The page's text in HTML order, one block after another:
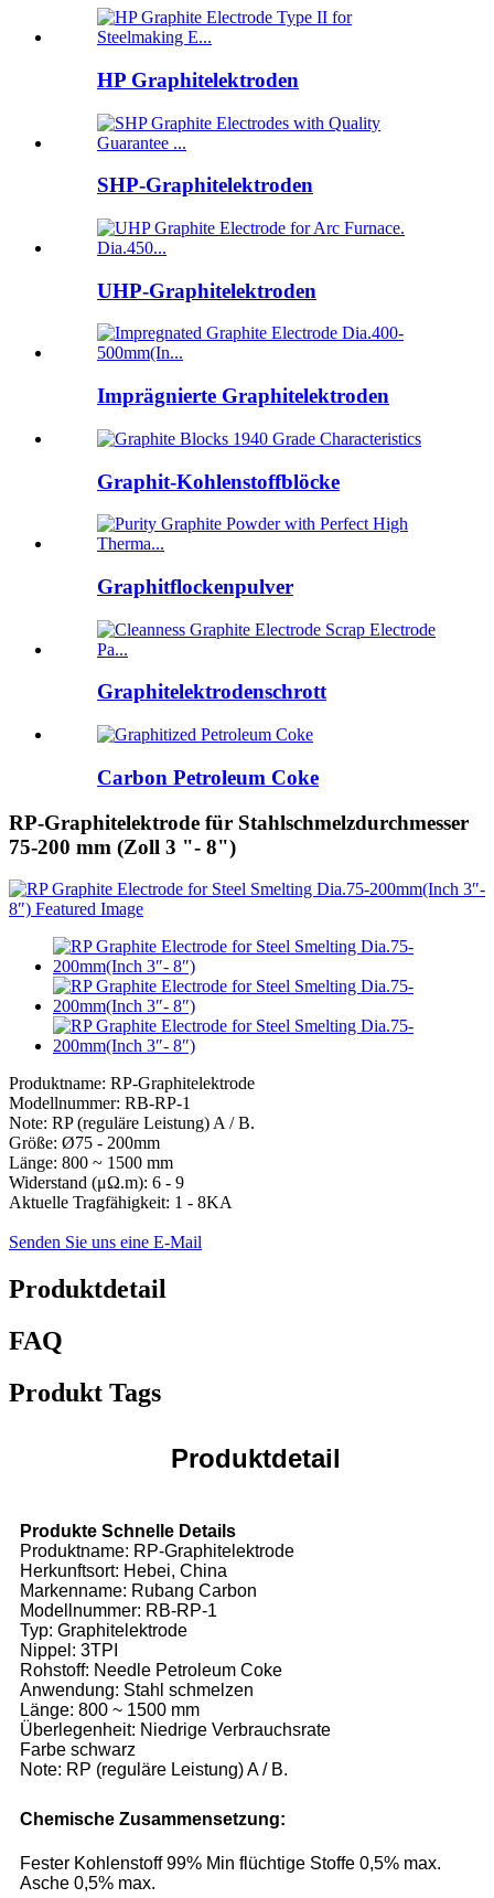
HP Graphitelektroden
SHP-Graphitelektroden
UHP-Graphitelektroden
Imprägnierte Graphitelektroden
Graphit-Kohlenstoffblöcke
Graphitflockenpulver
Graphitelektrodenschrott
Carbon Petroleum Coke
RP-Graphitelektrode für Stahlschmelzdurchmesser
75-200 mm (Zoll 3 "- 8")
Produktname: RP-Graphitelektrode
Modellnummer: RB-RP-1
Note: RP (reguläre Leistung) A / B.
Größe: Ø75 - 200mm
Länge: 800 ~ 1500 mm
Widerstand (μΩ.m): 6 - 9
Aktuelle Tragfähigkeit: 1 - 8KA
Senden Sie uns eine E-Mail
Produktdetail
FAQ
Produkt Tags
Produktdetail
Produkte Schnelle Details
Produktname: RP-Graphitelektrode
Herkunftsort: Hebei, China
Markenname: Rubang Carbon
Modellnummer: RB-RP-1
Typ: Graphitelektrode
Nippel: 3TPI
Rohstoff: Needle Petroleum Coke
Anwendung: Stahl schmelzen
Länge: 800 ~ 1500 mm
Überlegenheit: Niedrige Verbrauchsrate
Farbe schwarz
Note: RP (reguläre Leistung) A / B.
Chemische Zusammensetzung:
Fester Kohlenstoff 99% Min flüchtige Stoffe 0,5% max.
Asche 0,5% max.